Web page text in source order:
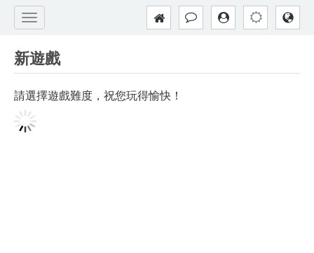
新遊戲
請選擇遊戲難度，祝您玩得愉快！